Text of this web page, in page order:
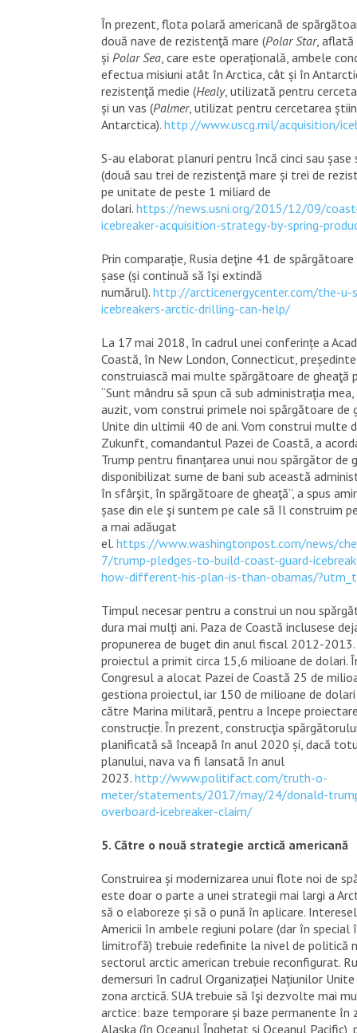
În prezent, flota polară americană de
două nave de rezistenţă mare (Polar Star, aflată
și Polar Sea, care este operațională, ambele
efectua misiuni atât în ​​Arctica, cât și în
rezistenţă medie (Healy, utilizată pentru
și un vas (Palmer, utilizat pentru cercetarea
Antarctica). http://www.uscg.mil/acquisition/
S-au elaborat planuri pentru încă cinci sau șase
(două sau trei de rezistenţă mare și trei de
pe unitate de peste 1 miliard de
dolari. https://news.usni.org/2015/12/09/
icebreaker-acquisition-strategy-by-spring-
Prin comparație, Rusia deţine 41 de
șase (și continuă să îşi extindă
numărul). http://arcticenergycenter.com/the-u-
icebreakers-arctic-drilling-can-help/
La 17 mai 2018, în cadrul unei conferințe a
Coastă, în New London, Connecticut,
construiască mai multe spărgătoare de gheaţă
“Sunt mândru să spun că sub administrația
auzit, vom construi primele noi spărgătoare de
Unite din ultimii 40 de ani. Vom construi multe
Zukunft, comandantul Pazei de Coastă, a
Trump pentru finanțarea unui nou spărgător de
disponibilizat sume de bani sub această
în sfârşit, în spărgătoare de gheaţă”, a spus
șase din ele şi suntem pe cale să îl construim
a mai adăugat
el. https://www.washingtonpost.com/news/
7/trump-pledges-to-build-coast-guard-
how-different-his-plan-is-than-obamas/
Timpul necesar pentru a construi un nou
dura mai mulți ani. Paza de Coastă inclusese
propunerea de buget din anul fiscal 2012-
proiectul a primit circa 15,6 milioane de dolari.
Congresul a alocat Pazei de Coastă 25 de
gestiona proiectul, iar 150 de milioane de
către Marina militară, pentru a începe
construcție. În prezent, construcţia
planificată să înceapă în anul 2020 și, dacă
planului, nava va fi lansată în anul
2023. http://www.politifact.com/truth-o-
meter/statements/2017/may/24/donald-
overboard-icebreaker-claim/
5. Către o nouă strategie arctică americană
Construirea și modernizarea unui flote noi de
este doar o parte a unei strategii mai largi a
să o elaboreze și să o pună în aplicare.
Americii în ambele regiuni polare (dar în special
limitrofă) trebuie redefinite la nivel de politică
sectorul arctic american trebuie reconfigurat.
demersuri în cadrul Organizației Națiunilor
zona arctică. SUA trebuie să îşi dezvolte mai
arctice: baze temporare și baze permanente în
Alaska (în Oceanul Îngheţat şi Oceanul Pacific),